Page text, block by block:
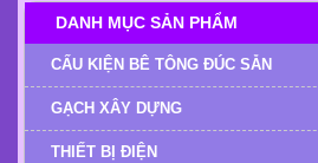
DANH MỤC SẢN PHẨM
CẤU KIỆN BÊ TÔNG ĐÚC SẴN
GẠCH XÂY DỰNG
THIẾT BỊ ĐIỆN